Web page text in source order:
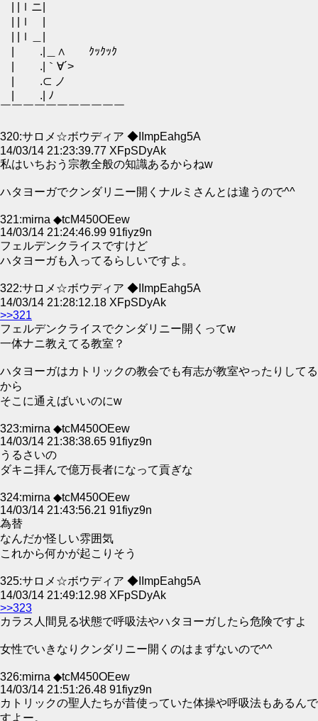
| |ｌニ|
| |ｌ |
| |ｌ＿|
| .|＿∧ ｸｯｸｯｸ
| .|｀∀´>
| .⊂ ノ
| .| ﾉ
￣￣￣￣￣￣￣￣￣￣￣
320:サロメ☆ボウディア ◆IImpEahg5A
14/03/14 21:23:39.77 XFpSDyAk
私はいちおう宗教全般の知識あるからねw
ハタヨーガでクンダリニー開くナルミさんとは違うので^^
321:mirna ◆tcM450OEew
14/03/14 21:24:46.99 91fiyz9n
フェルデンクライスですけど
ハタヨーガも入ってるらしいですよ。
322:サロメ☆ボウディア ◆IImpEahg5A
14/03/14 21:28:12.18 XFpSDyAk
>>321
フェルデンクライスでクンダリニー開くってw
一体ナニ教えてる教室？
ハタヨーガはカトリックの教会でも有志が教室やったりしてる
から
そこに通えばいいのにw
323:mirna ◆tcM450OEew
14/03/14 21:38:38.65 91fiyz9n
うるさいの
ダキニ拝んで億万長者になって貢ぎな
324:mirna ◆tcM450OEew
14/03/14 21:43:56.21 91fiyz9n
為替
なんだか怪しい雰囲気
これから何かが起こりそう
325:サロメ☆ボウディア ◆IImpEahg5A
14/03/14 21:49:12.98 XFpSDyAk
>>323
カラス人間見る状態で呼吸法やハタヨーガしたら危険ですよ
女性でいきなりクンダリニー開くのはまずないので^^
326:mirna ◆tcM450OEew
14/03/14 21:51:26.48 91fiyz9n
カトリックの聖人たちが昔使っていた体操や呼吸法もあるんで
すよー。